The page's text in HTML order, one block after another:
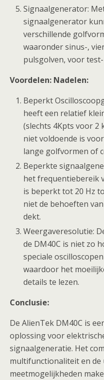
Signaalgenerator:
signaalgenerator
verschillende
waaronder sinus-,
pulsgolven, voor
Voordelen: Nadelen:
Beperkt
heeft een relatief
(slechts 4Kpts voor 2
niet voldoende is
lange golfvormen of
Beperkte
het frequentiebereik
is beperkt tot 20 Hz
niet de behoeften
dekt.
Weergaveresolutie:
de DM40C is niet zo
speciale
waardoor het
details te lezen.
Conclusie:
De AlienTek DM40C is
oplossing voor
signaalgeneratie. Het
multifunctionaliteit en de
meetmogelijkheden